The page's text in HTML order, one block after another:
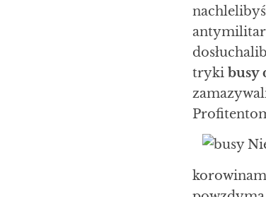
tryki busy